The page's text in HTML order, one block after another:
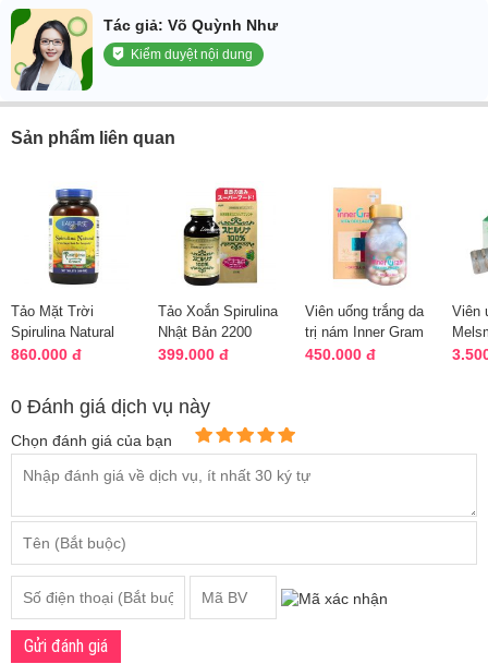
Tác giả: Võ Quỳnh Như
Kiểm duyệt nội dung
Sản phẩm liên quan
Tảo Mặt Trời
Spirulina Natural
Earthrise - 360 Viên
860.000 đ
Tảo Xoắn Spirulina
Nhật Bản 2200
Viên -Đẹp Da, Cân
399.000 đ
Viên uống trắng da
trị nám Inner Gram
Vita Collagen Hàn
450.000 đ
Viên
0 Đánh giá dịch vụ này
Chọn đánh giá của bạn
Gửi đánh giá